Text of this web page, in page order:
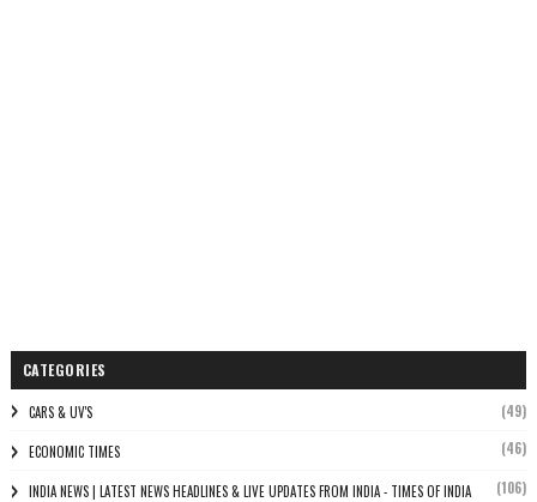
CATEGORIES
CARS & UV'S (49)
ECONOMIC TIMES (46)
INDIA NEWS | LATEST NEWS HEADLINES & LIVE UPDATES FROM INDIA - TIMES OF INDIA (106)